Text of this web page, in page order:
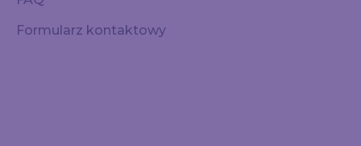
Formularz kontaktowy